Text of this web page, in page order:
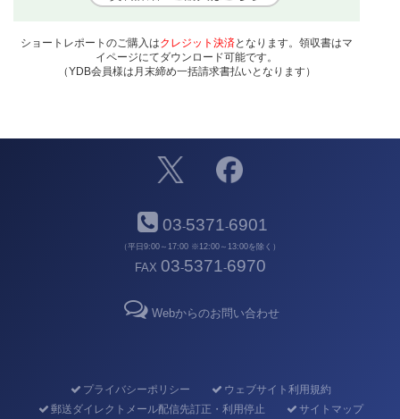
ショートレポートのご購入はクレジット決済となります。領収書はマ
イページにてダウンロード可能です。
（YDB会員様は月末締め一括請求書払いとなります）
03-5371-6901
（平日9:00～17:00 ※12:00～13:00を除く）
FAX 03-5371-6970
Webからのお問い合わせ
プライバシーポリシー
ウェブサイト利用規約
郵送ダイレクトメール配信先訂正・利用停止
サイトマップ